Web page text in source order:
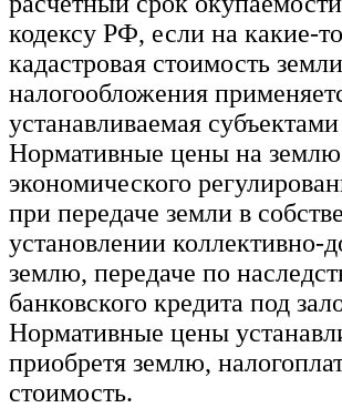
кодексу РФ, если на какие-
кадастровая стоимость
налогообложения
устанавливаемая
Нормативные цены на
экономического
при передаче земли в
установлении коллективно-
землю, передаче по
банковского кредита под
Нормативные цены
приобретя землю,
стоимость.